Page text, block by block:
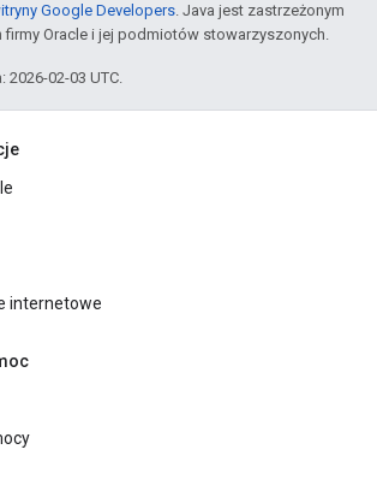
Google Developers. Java jest zastrzeżonym
firmy Oracle i jej podmiotów stowarzyszonych.
2026-02-03 UTC.
internetowe